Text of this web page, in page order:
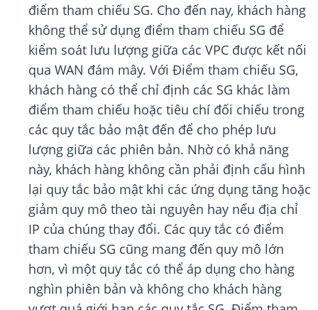
điểm tham chiếu SG. Cho đến nay, khách hàng
không thể sử dụng điểm tham chiếu SG để
kiểm soát lưu lượng giữa các VPC được kết nối
qua WAN đám mây. Với Điểm tham chiếu SG,
khách hàng có thể chỉ định các SG khác làm
điểm tham chiếu hoặc tiêu chí đối chiếu trong
các quy tắc bảo mật đến để cho phép lưu
lượng giữa các phiên bản. Nhờ có khả năng
này, khách hàng không cần phải định cấu hình
lại quy tắc bảo mật khi các ứng dụng tăng hoặc
giảm quy mô theo tài nguyên hay nếu địa chỉ
IP của chúng thay đổi. Các quy tắc có điểm
tham chiếu SG cũng mang đến quy mô lớn
hơn, vì một quy tắc có thể áp dụng cho hàng
nghìn phiên bản và không cho khách hàng